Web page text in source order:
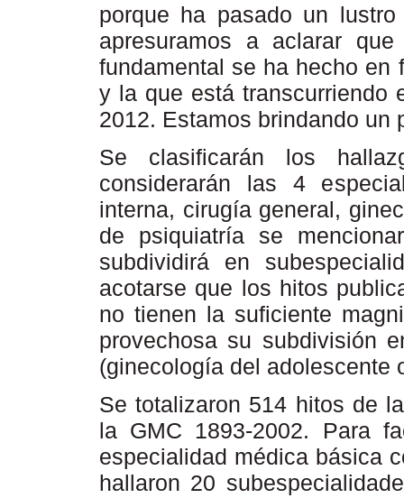
porque ha pasado un
apresuramos a aclarar
fundamental se ha hecho en
y la que está transcurriendo
2012. Estamos brindando un
Se clasificarán los
considerarán las 4
interna, cirugía general,
de psiquiatría se
subdividirá en
acotarse que los hitos
no tienen la suficiente
provechosa su subdivisión
(ginecología del adolescente
Se totalizaron 514 hitos de
la GMC 1893-2002. Para
especialidad médica básica
hallaron 20